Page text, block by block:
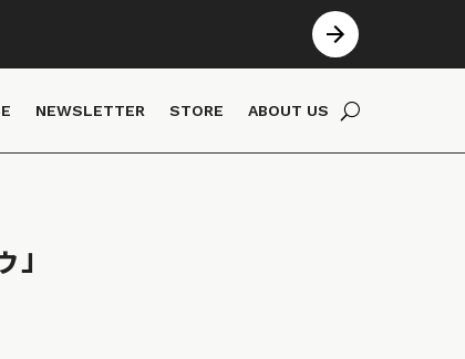
NEWSLETTER STORE ABOUT US